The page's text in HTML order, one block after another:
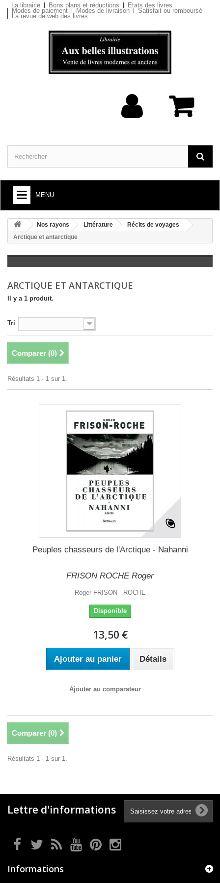
La librairie Bons plans et réductions Etats des livres
Modes de paiement Modes de livraison Satisfait ou remboursé
La revue de web des livres
MENU
+
ARTS ET SOCIÉTÉ
+
LITTÉRATURE
LOISIRS, VIE PRATIQUE
SCOLAIRE ET DICTIONNAIRE
+
LIVRES ANCIENS AVANT 1945
Nos rayons Littérature
Récits de voyages
Arctique et antarctique
ARCTIQUE ET ANTARCTIQUE
Il y a 1 produit.
Tri --
Comparer (0)
Résultats 1 - 1 sur 1.
Peuples chasseurs de l'Arctique - Nahanni
FRISON ROCHE Roger
Roger FRISON - ROCHE
Disponible
13,50 €
Ajouter au panier Détails
Ajouter au comparateur
Comparer (0)
Résultats 1 - 1 sur 1.
Lettre d'informations
Informations